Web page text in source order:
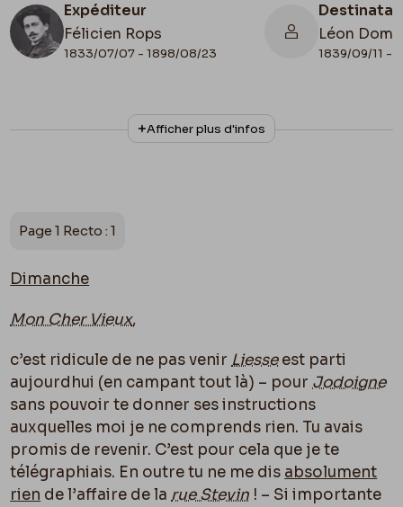
Expéditeur
Félicien Rops
1833/07/07 - 1898/08/23
Léon
1839/09/11 -
N° d'inventaire
II/6655/468/83
Collationnage
Autographe
Belgique, Bruxelles, Bibliothèque royale de
Apostille
Afficher plus d'infos
Page 1 Recto : 1
Dimanche
Mon Cher Vieux,
c’est ridicule de ne pas venir Liesseest parti
aujourdhui (en campant tout là) – pour Jodoigne
sans pouvoir te donner ses instructions
auxquelles moi je ne comprends rien. Tu avais
promis de revenir. C’est pour cela que je te
télégraphiais. En outre tu ne me dis absolument
rien de l’affaire de la rue Stevin ! – Si importante